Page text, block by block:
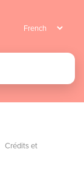
Crédits et